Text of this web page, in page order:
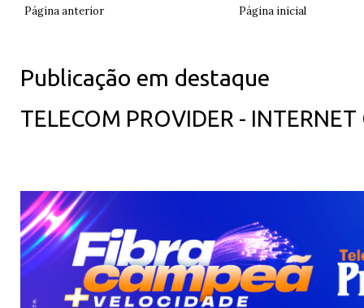
Página anterior Página inicial
Publicação em destaque
TELECOM PROVIDER -